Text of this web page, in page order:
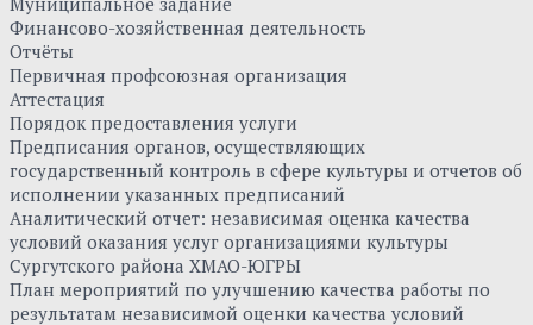
Финансово-хозяйственная деятельность
Отчёты
Первичная профсоюзная организация
Аттестация
Порядок предоставления услуги
Предписания органов, осуществляющих
государственный контроль в сфере культуры и отчетов об
исполнении указанных предписаний
Аналитический отчет: независимая оценка качества
условий оказания услуг организациями культуры
Сургутского района ХМАО-ЮГРЫ
План мероприятий по улучшению качества работы по
результатам независимой оценки качества условий